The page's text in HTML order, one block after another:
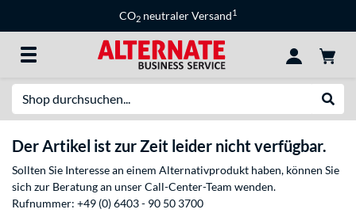
CO2 neutraler Versand1
Der Artikel ist zur Zeit leider nicht verfügbar.
Sollten Sie Interesse an einem Alternativprodukt haben, können Sie
sich zur Beratung an unser Call-Center-Team wenden.
Rufnummer: +49 (0) 6403 - 90 50 3700